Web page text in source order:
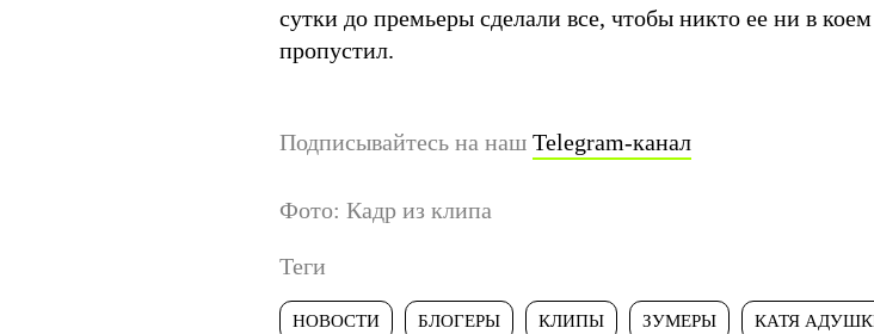
сутки до премьеры сделали все, чтобы никто ее ни в
пропустил.
Подписывайтесь на наш Telegram-канал
Фото: Кадр из клипа
Теги
НОВОСТИ БЛОГЕРЫ КЛИПЫ ЗУМЕРЫ КАТЯ